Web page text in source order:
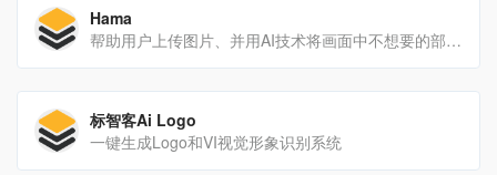
Hama
帮助用户上传图片、并用AI技术将画面中不想要的部分抹除
标智客Ai Logo
一键生成Logo和VI视觉形象识别系统